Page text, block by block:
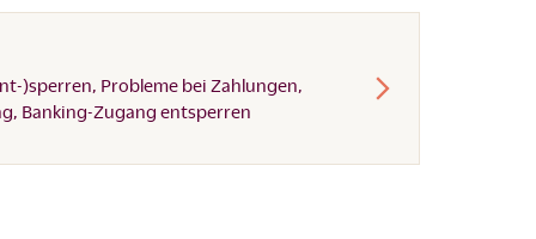
)sperren, Probleme bei Zahlungen,
Banking-Zugang entsperren